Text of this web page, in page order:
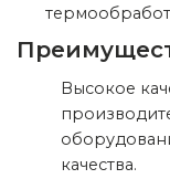
Высокое
качества.